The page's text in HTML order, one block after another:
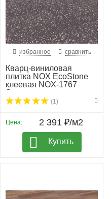
избранное сравнить
Кварц-виниловая
плитка NOX EcoStone
клеевая NOX-1767
Элгон
(1)
Цена: 2 391 ₽/м2
Купить